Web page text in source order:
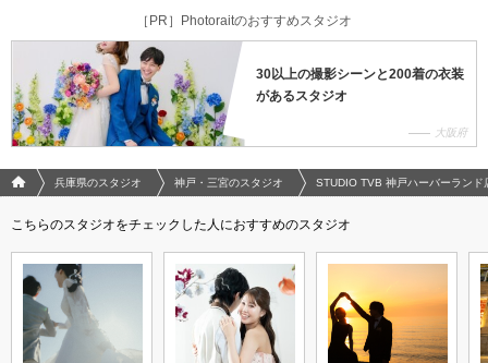
［PR］Photoraitのおすすめスタジオ
30以上の撮影シーンと200着の衣装
があるスタジオ
大阪府
フォトウエディング/結婚写真のPhotorait ホーム
兵庫県のスタジオ 神戸・三宮のスタジオ STUDIO TVB 神戸ハーバーランド
こちらのスタジオをチェックした人におすすめのスタジオ